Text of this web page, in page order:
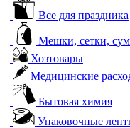
Все для праздника
Мешки, сетки,
Хозтовары
Медицинские
Бытовая химия
Упаковочные